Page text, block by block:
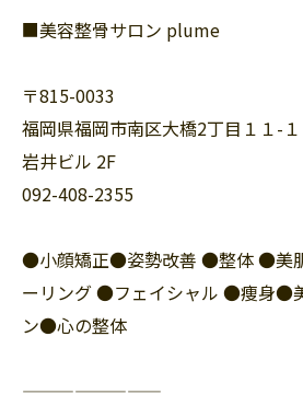
■美容整骨サロン plume
〒815-0033
福岡県福岡市南区大橋2丁目１１-１
岩井ビル 2F
092-408-2355
●小顔矯正●姿勢改善 ●整体 ●美
ーリング ●フェイシャル ●痩身●
ン●心の整体
————————